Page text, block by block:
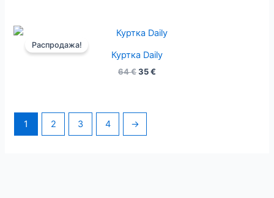
Распродажа!
Куртка Daily
64€
Первоначальная
составляла
64 €.
35€
Текущая
цена:
35 €.
1 2 3 4 →